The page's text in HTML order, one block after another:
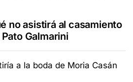
no asistirá al casamiento
Galmarini